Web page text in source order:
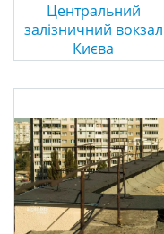
Центральний
залізничний вокзал
Києва